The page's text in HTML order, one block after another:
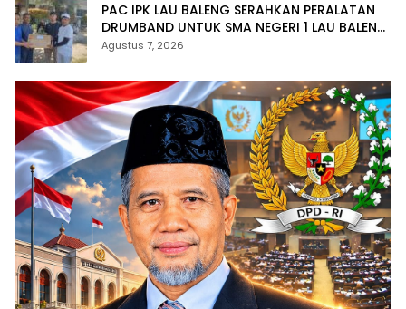
PAC IPK LAU BALENG SERAHKAN PERALATAN
DRUMBAND UNTUK SMA NEGERI 1 LAU BALENG
SAMBUT HUT RI KE-81
Agustus 7, 2026